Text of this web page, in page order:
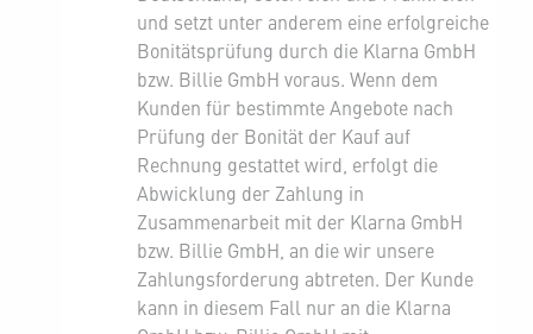
und setzt unter anderem eine erfolgreiche
Bonitätsprüfung durch die Klarna GmbH
bzw. Billie GmbH voraus. Wenn dem
Kunden für bestimmte Angebote nach
Prüfung der Bonität der Kauf auf
Rechnung gestattet wird, erfolgt die
Abwicklung der Zahlung in
Zusammenarbeit mit der Klarna GmbH
bzw. Billie GmbH, an die wir unsere
Zahlungsforderung abtreten. Der Kunde
kann in diesem Fall nur an die Klarna